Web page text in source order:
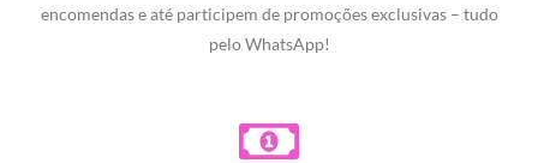
encomendas e até participem de promoções exclusivas – tudo
pelo WhatsApp!